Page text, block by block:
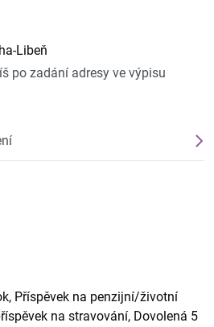
Libeň
po zadání adresy ve výpisu
Příspěvek na penzijní/životní
na stravování, Dovolená 5